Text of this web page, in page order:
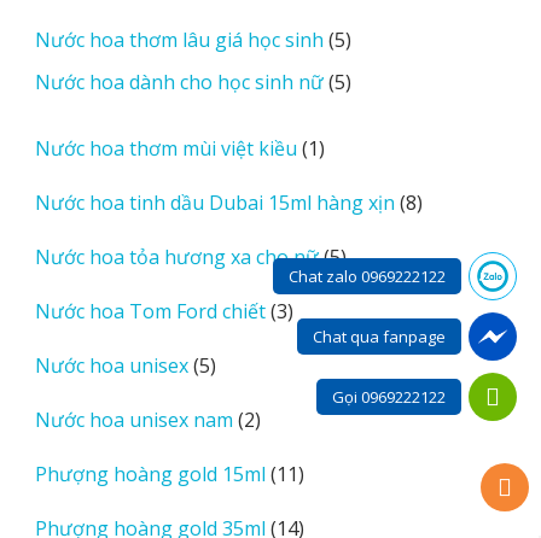
phẩm
Nước hoa thơm lâu giá học sinh 55
sản
phẩm
Nước hoa dành cho học sinh nữ 55
Nước hoa thơm mùi việt kiều 11
phẩm
Nước hoa tinh dầu Dubai 15ml hàng xịn 88
phẩm
Nước hoa tỏa hương xa cho nữ 55
sản
phẩm
Nước hoa Tom Ford chiết 33
sản
Nước hoa unisex 55
phẩm
Nước hoa unisex nam 22
phẩm
Phượng hoàng gold 15ml 1111
phẩm
Phượng hoàng gold 35ml 1414
Chat zalo 0969222122
Chat qua fanpage
Gọi 0969222122